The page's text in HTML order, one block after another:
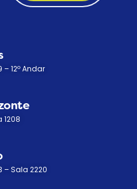
– 12º Andar
1208
– Sala 2220